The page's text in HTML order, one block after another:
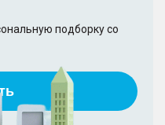
подборку со